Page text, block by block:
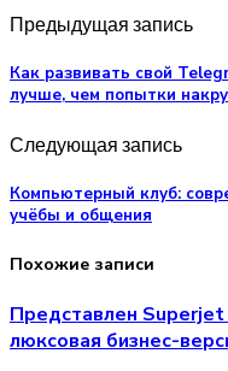
Предыдущая запись
Как развивать свой
лучше, чем попытки
Следующая запись
Компьютерный клуб:
учёбы и общения
Похожие записи
Представлен
люксовая бизнес-